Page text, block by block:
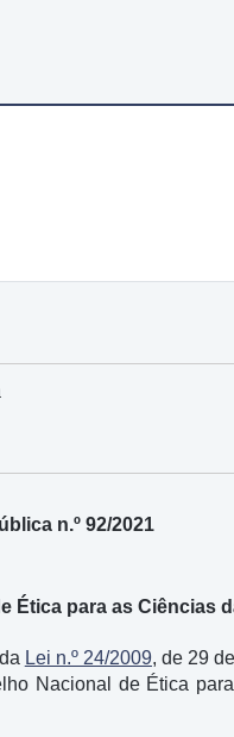
n.º 92/2021
Ética para as Ciências
Lei n.º 24/2009, de 29
Nacional de Ética